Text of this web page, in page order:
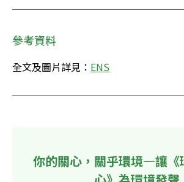
參考資料
全文及圖片詳見： ENS
你的關心，關乎環境—讓《